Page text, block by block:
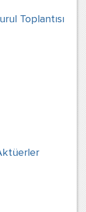
Toplantısı